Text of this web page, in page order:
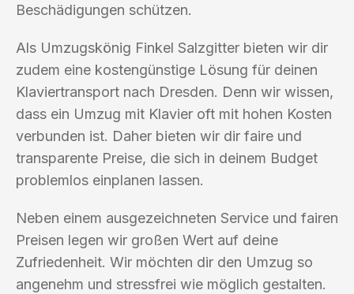
Beschädigungen schützen.
Als Umzugskönig Finkel Salzgitter bieten wir dir
zudem eine kostengünstige Lösung für deinen
Klaviertransport nach Dresden. Denn wir wissen,
dass ein Umzug mit Klavier oft mit hohen Kosten
verbunden ist. Daher bieten wir dir faire und
transparente Preise, die sich in deinem Budget
problemlos einplanen lassen.
Neben einem ausgezeichneten Service und fairen
Preisen legen wir großen Wert auf deine
Zufriedenheit. Wir möchten dir den Umzug so
angenehm und stressfrei wie möglich gestalten.